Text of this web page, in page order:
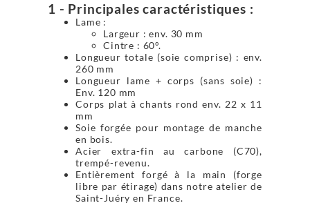
1 - Principales caractéristiques :
Lame :
Largeur : env. 30 mm
Cintre : 60°.
Longueur totale (soie comprise) : env.
260 mm
Longueur lame + corps (sans soie) :
Env. 120 mm
Corps plat à chants rond env. 22 x 11
mm
Soie forgée pour montage de manche
en bois.
Acier extra-fin au carbone (C70),
trempé-revenu.
Entièrement forgé à la main (forge
libre par étirage) dans notre atelier de
Saint-Juéry en France.